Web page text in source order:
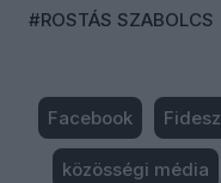
#ROSTÁS SZABOLCS
Facebook Fidesz
közösségi média